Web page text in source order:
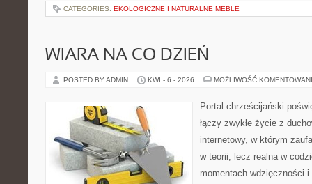
CATEGORIES: EKOLOGICZNE I NATURALNE MEBLE
WIARA NA CO DZIEŃ
POSTED BY ADMIN KWI - 6 - 2026 MOŻLIWOŚĆ
Portal chrześcijański
łączy zwykłe życie z
internetowy, w którym
w teorii, lecz realna w
momentach wdzięczności